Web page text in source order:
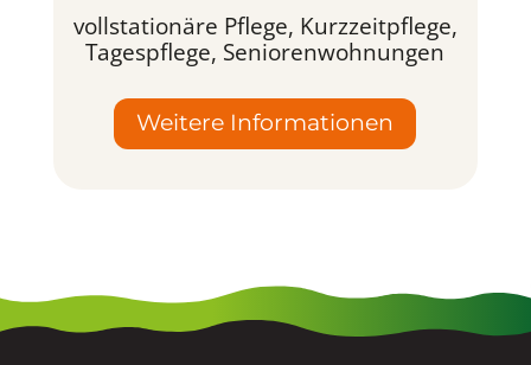
vollstationäre Pflege, Kurzzeitpflege,
Tagespflege, Seniorenwohnungen
Weitere Informationen